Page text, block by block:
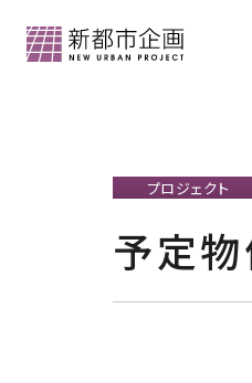
会社情報
プロジェクト
予定物